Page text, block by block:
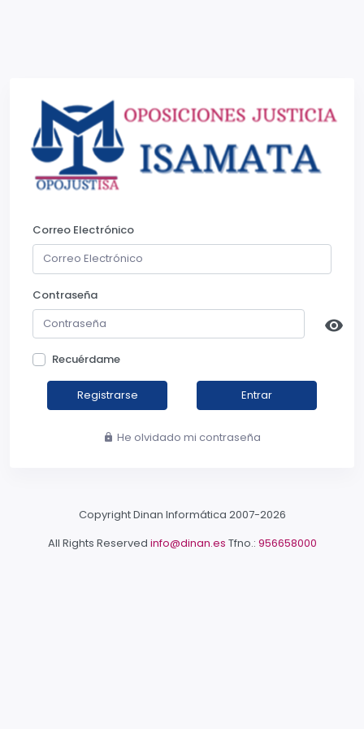
Correo Electrónico
Contraseña
Recuérdame
Registrarse Entrar
He olvidado mi contraseña
Copyright Dinan Informática 2007-2026
All Rights Reserved info@dinan.es Tfno.: 956658000